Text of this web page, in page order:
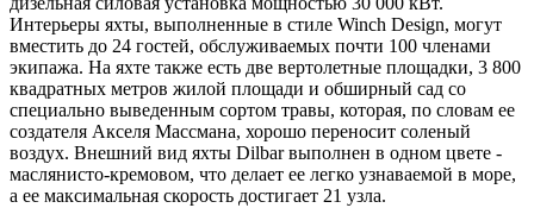
Интерьеры яхты, выполненные в стиле Winch Design, могут
вместить до 24 гостей, обслуживаемых почти 100 членами
экипажа. На яхте также есть две вертолетные площадки, 3 800
квадратных метров жилой площади и обширный сад со
специально выведенным сортом травы, которая, по словам ее
создателя Акселя Массмана, хорошо переносит соленый
воздух. Внешний вид яхты Dilbar выполнен в одном цвете -
маслянисто-кремовом, что делает ее легко узнаваемой в море,
а ее максимальная скорость достигает 21 узла.